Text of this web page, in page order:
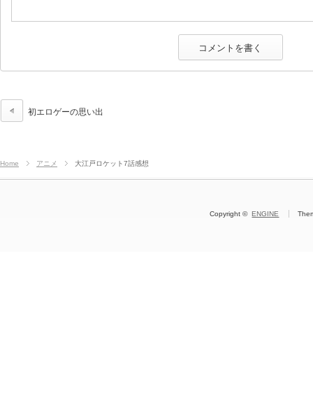
初エロゲーの思い出
Home アニメ 大江戸ロケット7話感想
Copyright ©ENGINE